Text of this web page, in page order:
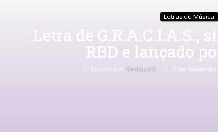
Letras de Música
Letra de G.R.A.C.I.A.S.,
RBD e lançado
Escrito por Redacao 7 de